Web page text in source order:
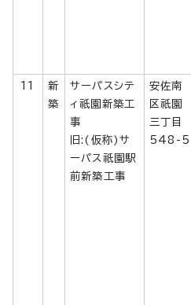
11
新
築
サーパスシテ
ィ祇園新築工
事
旧:(仮称)サ
ーパス祇園駅
前新築工事
安佐南
区祇園
三丁目
548-5